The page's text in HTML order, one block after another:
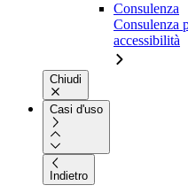
Consulenza
Consulenza
accessibilità
Chiudi
Casi d'uso
Indietro